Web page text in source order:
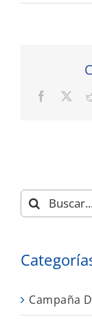
Facebook
Buscar:
Campaña